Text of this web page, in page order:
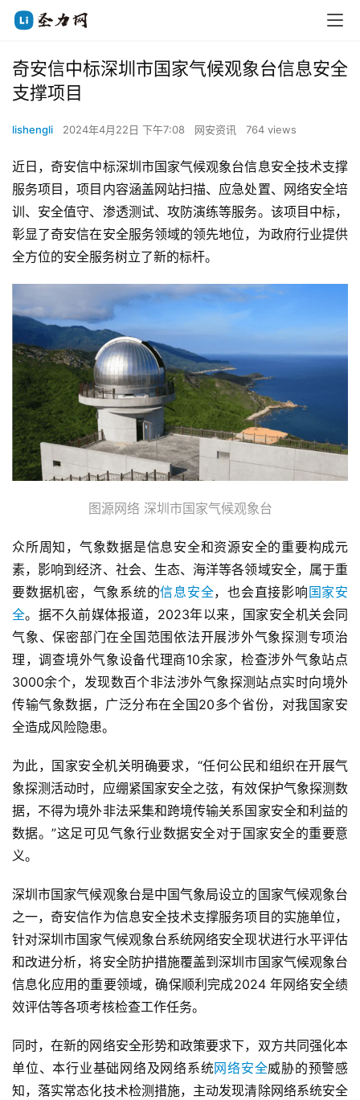
奇安信中标深圳市国家气候观象台信息安全
支撑项目
lishengli 2024年4月22日 下午7:08 网安资讯 764 views
近日，奇安信中标深圳市国家气候观象台信息安全技术支撑
服务项目，项目内容涵盖网站扫描、应急处置、网络安全培
训、安全值守、渗透测试、攻防演练等服务。该项目中标，
彰显了奇安信在安全服务领域的领先地位，为政府行业提供
全方位的安全服务树立了新的标杆。
图源网络 深圳市国家气候观象台
众所周知，气象数据是信息安全和资源安全的重要构成元
素，影响到经济、社会、生态、海洋等各领域安全，属于重
要数据机密，气象系统的信息安全，也会直接影响 国家安
全。据不久前媒体报道，2023年以来，国家安全机关会同
气象、保密部门在全国范围依法开展涉外气象探测专项治
理，调查境外气象设备代理商10余家，检查涉外气象站点
3000余个，发现数百个非法涉外气象探测站点实时向境外
传输气象数据，广泛分布在全国20多个省份，对我国家安
全造成风险隐患。
为此，国家安全机关明确要求，“任何公民和组织在开展气
象探测活动时，应绷紧国家安全之弦，有效保护气象探测数
据，不得为境外非法采集和跨境传输关系国家安全和利益的
数据。”这足可见气象行业数据安全对于国家安全的重要意
义。
深圳市国家气候观象台是中国气象局设立的国家气候观象台
之一，奇安信作为信息安全技术支撑服务项目的实施单位，
针对深圳市国家气候观象台系统网络安全现状进行水平评估
和改进分析，将安全防护措施覆盖到深圳市国家气候观象台
信息化应用的重要领域，确保顺利完成2024 年网络安全绩
效评估等各项考核检查工作任务。
同时，在新的网络安全形势和政策要求下，双方共同强化本
单位、本行业基础网络及网络系统网络安全威胁的预警感
知，落实常态化技术检测措施，主动发现清除网络系统安全